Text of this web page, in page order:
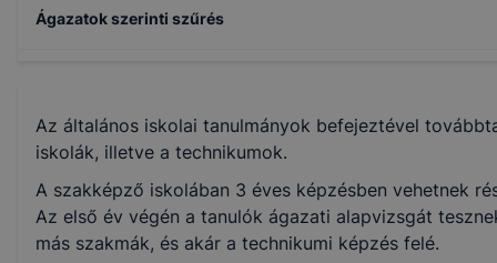
Ágazatok szerinti szűrés
Szépészet
Gépészet
Az általános iskolai tanulmányok befejeztével
iskolák, illetve a technikumok.
A szakképző iskolában 3 éves képzésben vehetnek
Az első év végén a tanulók ágazati alapvizsgát
más szakmák, és akár a technikumi képzés felé.